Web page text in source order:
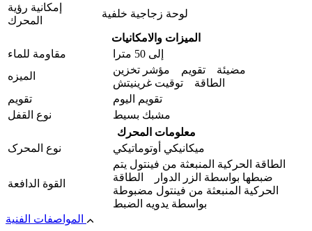
إمكانية رؤية
المحرك
لوحة زجاجية خلفية
الميزات والامکانیات
مقاومة للماء
إلى 50 مترا
المیزه
مضيئة تقويم مؤشر تخزين
الطاقة توقيت غرينيتش
تقويم
تقویم الیوم
نوع القفل
مشبك بسيط
معلومات المحرك
نوع المحرک
ميكانيكي أوتوماتيكي
القوة الدافعة
الطاقة الحركية المنبعثة من فينتول يتم
ضبطها بواسطة الزر الدوار الطاقة
الحركية المنبعثة من فينتول مضبوطة
بواسطة يدویه الضبط